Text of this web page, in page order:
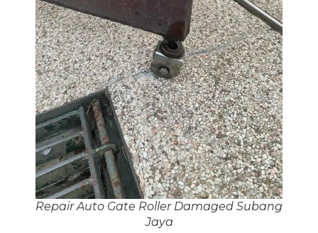
Repair Auto Gate Roller Damaged Subang
Jaya